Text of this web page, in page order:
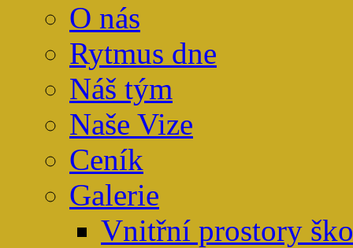
O nás
Rytmus dne
Náš tým
Naše Vize
Ceník
Galerie
Vnitřní prostory